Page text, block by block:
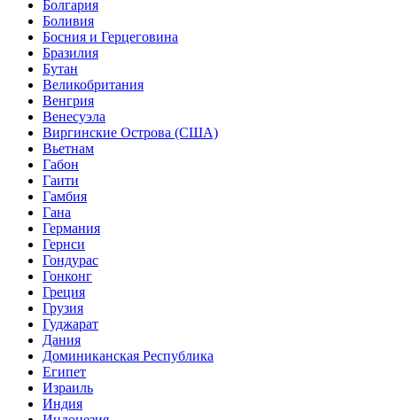
Болгария
Боливия
Босния и Герцеговина
Бразилия
Бутан
Великобритания
Венгрия
Венесуэла
Виргинские Острова (США)
Вьетнам
Габон
Гаити
Гамбия
Гана
Германия
Гернси
Гондурас
Гонконг
Греция
Грузия
Гуджарат
Дания
Доминиканская Республика
Египет
Израиль
Индия